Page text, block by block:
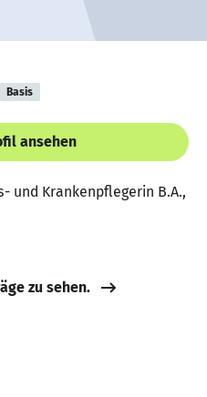
Basis
ansehen
und Krankenpflegerin B.A.,
zu sehen.